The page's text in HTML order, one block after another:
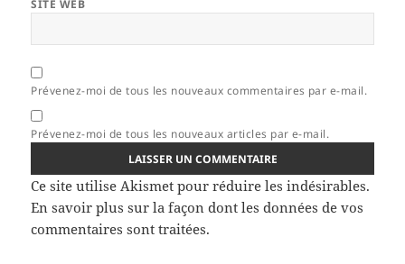
SITE WEB
Prévenez-moi de tous les nouveaux commentaires par e-mail.
Prévenez-moi de tous les nouveaux articles par e-mail.
Ce site utilise Akismet pour réduire les indésirables.
En savoir plus sur la façon dont les données de vos
commentaires sont traitées.